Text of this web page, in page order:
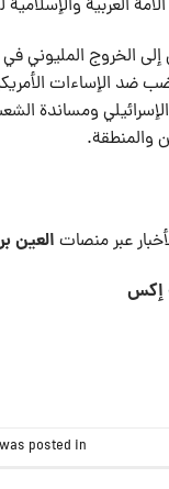
الأمة العربية
إلى الخروج المليوني
ضد الإساءات
ومساندة
والمنطقة.
عبر منصات العين بر
إكس
posted in